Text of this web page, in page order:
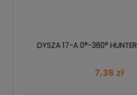
DYSZA 17-A 0°-360° HUNTER
7,38 zł